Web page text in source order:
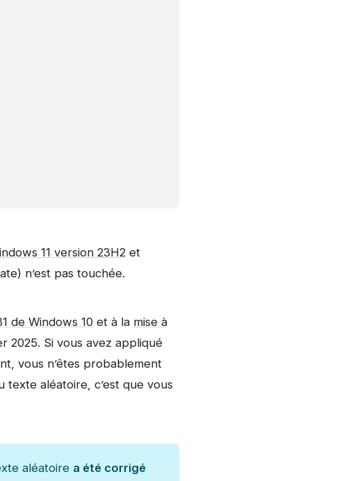
11 version 23H2et
n’est pas touchée.
de Windows 10 et à la mise à
2025. Si vous avez appliqué
vous n’êtes probablement
texte aléatoire, c’est que vous
aléatoire a été corrigé